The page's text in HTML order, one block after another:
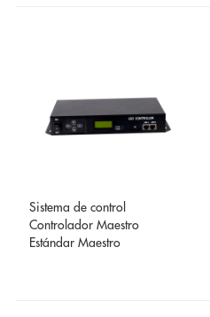
Sistema de control
Controlador Maestro
Estándar Maestro